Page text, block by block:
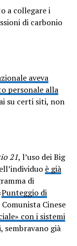
a collegare i
di carbonio
aveva
personale alla
su certi siti, non
21, l’uso dei Big
è già
di
Punteggio di
Cinese
con i sistemi
sembravano già